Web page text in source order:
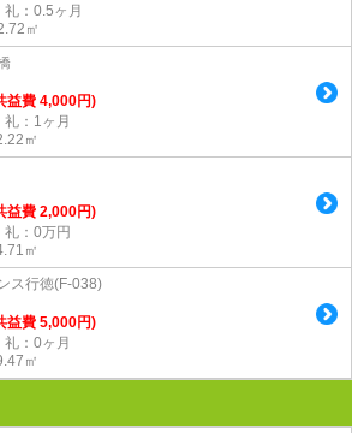
：0.5ヶ月
㎡
益費 4,000円)
：1ヶ月
㎡
益費 2,000円)
礼：0万円
㎡
ス行徳(F-038)
益費 5,000円)
：0ヶ月
㎡